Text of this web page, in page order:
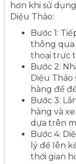
hơn khi sử
Diệu Thảo:
Bước 1:
thông qua
thoại trực
Bước 2:
Diệu
hàng để
Bước 3:
hàng và
dựa trên
Bước 4:
lý để lên
thời gian